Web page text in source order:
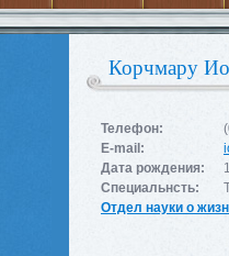
Корчмару
Телефон:
E-mail:
Дата рождения:
Специальнсть:
Отдел науки о